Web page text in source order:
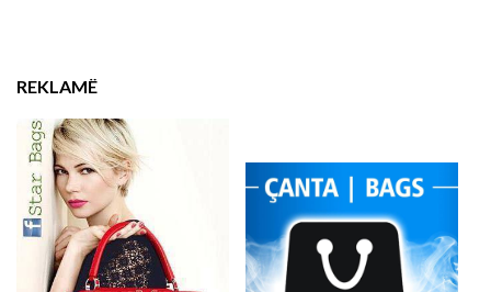
REKLAMË